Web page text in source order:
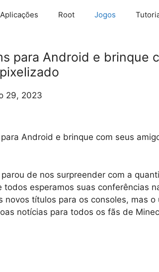
Aplicações Root Jogos
para Android e brinque
29, 2023
Android e brinque com seus
de nos surpreender com a
todos esperamos suas conferências
títulos para os consoles, mas o
notícias para todos os fãs de